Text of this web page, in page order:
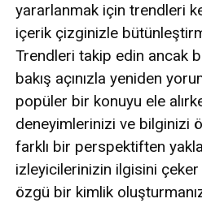
yararlanmak için trendleri
içerik çizginizle
Trendleri takip edin ancak
bakış açınızla yeniden
popüler bir konuyu ele
deneyimlerinizi ve bilginizi
farklı bir perspektiften
izleyicilerinizin ilgisini çeker
özgü bir kimlik